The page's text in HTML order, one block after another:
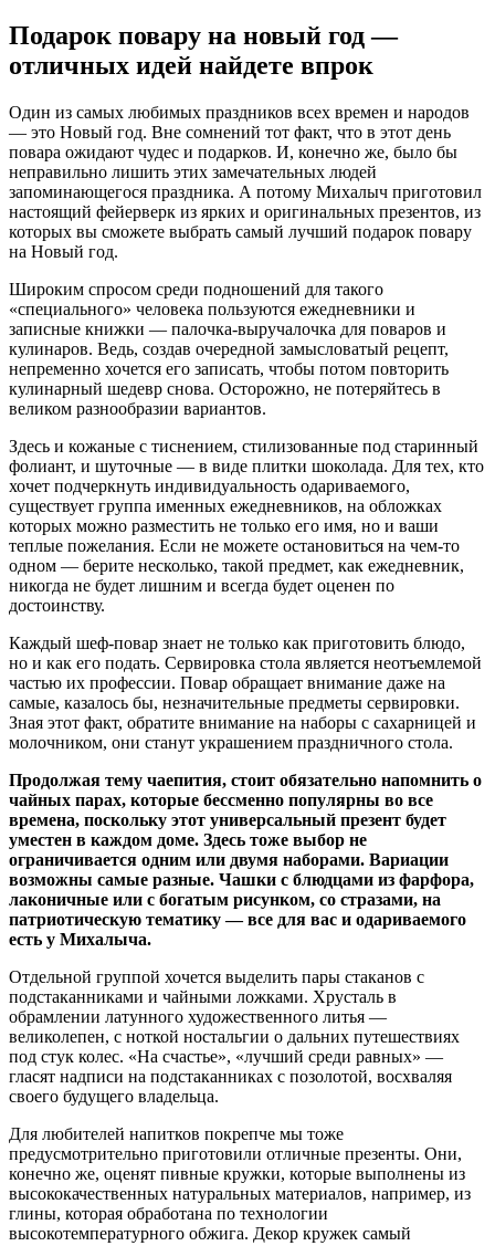
Подарок повару на новый год —
отличных идей найдете впрок
Один из самых любимых праздников всех времен и народов
— это Новый год. Вне сомнений тот факт, что в этот день
повара ожидают чудес и подарков. И, конечно же, было бы
неправильно лишить этих замечательных людей
запоминающегося праздника. А потому Михалыч приготовил
настоящий фейерверк из ярких и оригинальных презентов, из
которых вы сможете выбрать самый лучший подарок повару
на Новый год.
Широким спросом среди подношений для такого
«специального» человека пользуются ежедневники и
записные книжки — палочка-выручалочка для поваров и
кулинаров. Ведь, создав очередной замысловатый рецепт,
непременно хочется его записать, чтобы потом повторить
кулинарный шедевр снова. Осторожно, не потеряйтесь в
великом разнообразии вариантов.
Здесь и кожаные с тиснением, стилизованные под старинный
фолиант, и шуточные — в виде плитки шоколада. Для тех, кто
хочет подчеркнуть индивидуальность одариваемого,
существует группа именных ежедневников, на обложках
которых можно разместить не только его имя, но и ваши
теплые пожелания. Если не можете остановиться на чем-то
одном — берите несколько, такой предмет, как ежедневник,
никогда не будет лишним и всегда будет оценен по
достоинству.
Каждый шеф-повар знает не только как приготовить блюдо,
но и как его подать. Сервировка стола является неотъемлемой
частью их профессии. Повар обращает внимание даже на
самые, казалось бы, незначительные предметы сервировки.
Зная этот факт, обратите внимание на наборы с сахарницей и
молочником, они станут украшением праздничного стола.
Продолжая тему чаепития, стоит обязательно напомнить о
чайных парах, которые бессменно популярны во все
времена, поскольку этот универсальный презент будет
уместен в каждом доме. Здесь тоже выбор не
ограничивается одним или двумя наборами. Вариации
возможны самые разные. Чашки с блюдцами из фарфора,
лаконичные или с богатым рисунком, со стразами, на
патриотическую тематику — все для вас и одариваемого
есть у Михалыча.
Отдельной группой хочется выделить пары стаканов с
подстаканниками и чайными ложками. Хрусталь в
обрамлении латунного художественного литья —
великолепен, с ноткой ностальгии о дальних путешествиях
под стук колес. «На счастье», «лучший среди равных» —
гласят надписи на подстаканниках с позолотой, восхваляя
своего будущего владельца.
Для любителей напитков покрепче мы тоже
предусмотрительно приготовили отличные презенты. Они,
конечно же, оценят пивные кружки, которые выполнены из
высококачественных натуральных материалов, например, из
глины, которая обработана по технологии
высокотемпературного обжига. Декор кружек самый